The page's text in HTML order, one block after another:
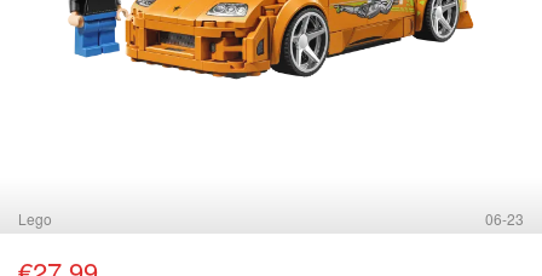
Lego 06-23